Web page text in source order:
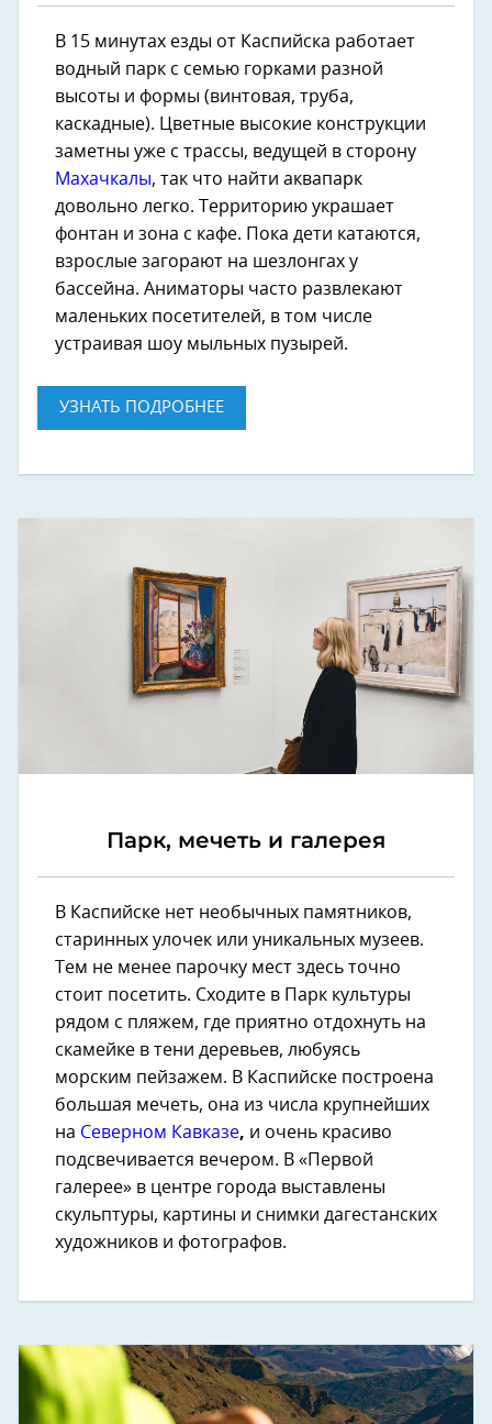
В 15 минутах езды от Каспийска работает
водный парк с семью горками разной
высоты и формы (винтовая, труба,
каскадные). Цветные высокие конструкции
заметны уже с трассы, ведущей в сторону
Махачкалы, так что найти аквапарк
довольно легко. Территорию украшает
фонтан и зона с кафе. Пока дети катаются,
взрослые загорают на шезлонгах у
бассейна. Аниматоры часто развлекают
маленьких посетителей, в том числе
устраивая шоу мыльных пузырей.
УЗНАТЬ ПОДРОБНЕЕ
Парк, мечеть и галерея
В Каспийске нет необычных памятников,
старинных улочек или уникальных музеев.
Тем не менее парочку мест здесь точно
стоит посетить. Сходите в Парк культуры
рядом с пляжем, где приятно отдохнуть на
скамейке в тени деревьев, любуясь
морским пейзажем. В Каспийске построена
большая мечеть, она из числа крупнейших
на Северном Кавказе, и очень красиво
подсвечивается вечером. В «Первой
галерее» в центре города выставлены
скульптуры, картины и снимки дагестанских
художников и фотографов.